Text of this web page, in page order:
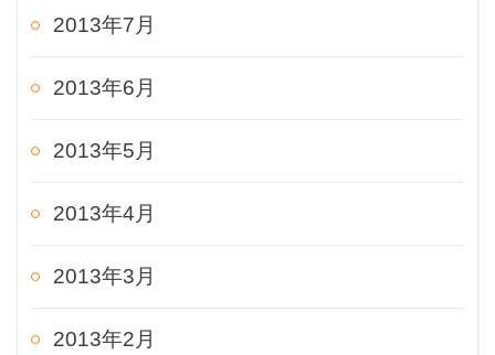
2013年7月
2013年6月
2013年5月
2013年4月
2013年3月
2013年2月